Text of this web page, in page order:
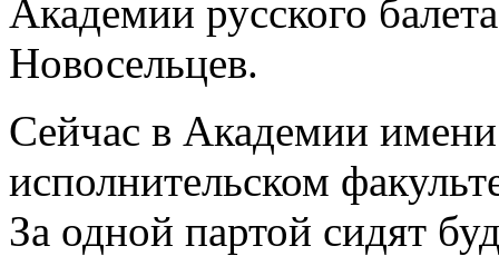
Академии русского
Новосельцев.
Сейчас в Академии
исполнительском
За одной партой сидят